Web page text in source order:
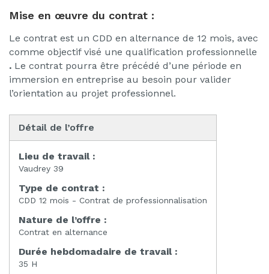
Mise en œuvre du contrat :
Le contrat est un CDD en alternance de 12 mois, avec
comme objectif visé une qualification professionnelle
. Le contrat pourra être précédé d’une période en
immersion en entreprise au besoin pour valider
l’orientation au projet professionnel.
Détail de l’offre
Lieu de travail :
Vaudrey 39
Type de contrat :
CDD 12 mois - Contrat de professionnalisation
Nature de l’offre :
Contrat en alternance
Durée hebdomadaire de travail :
35 H